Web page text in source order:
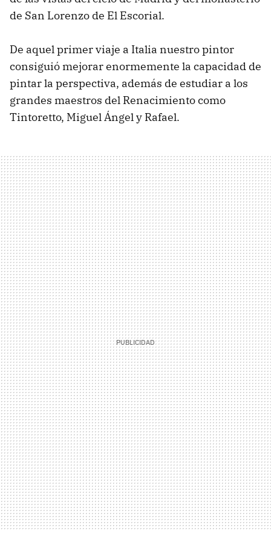
de San Lorenzo de El Escorial.
De aquel primer viaje a Italia nuestro pintor
consiguió mejorar enormemente la capacidad de
pintar la perspectiva, además de estudiar a los
grandes maestros del Renacimiento como
Tintoretto, Miguel Ángel y Rafael.